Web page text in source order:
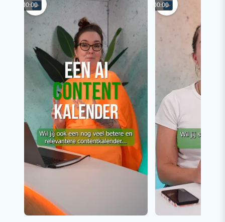
00:00 00:00